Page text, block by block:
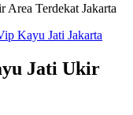
Kayu Jati Jakarta
Jati Ukir